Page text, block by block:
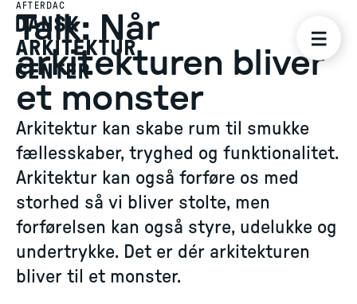
AFTERDAC
Talk: Når
arkitekturen bliver
et monster
Arkitektur kan skabe rum til smukke
fællesskaber, tryghed og funktionalitet.
Arkitektur kan også forføre os med
storhed så vi bliver stolte, men
forførelsen kan også styre, udelukke og
undertrykke. Det er dér arkitekturen
bliver til et monster.